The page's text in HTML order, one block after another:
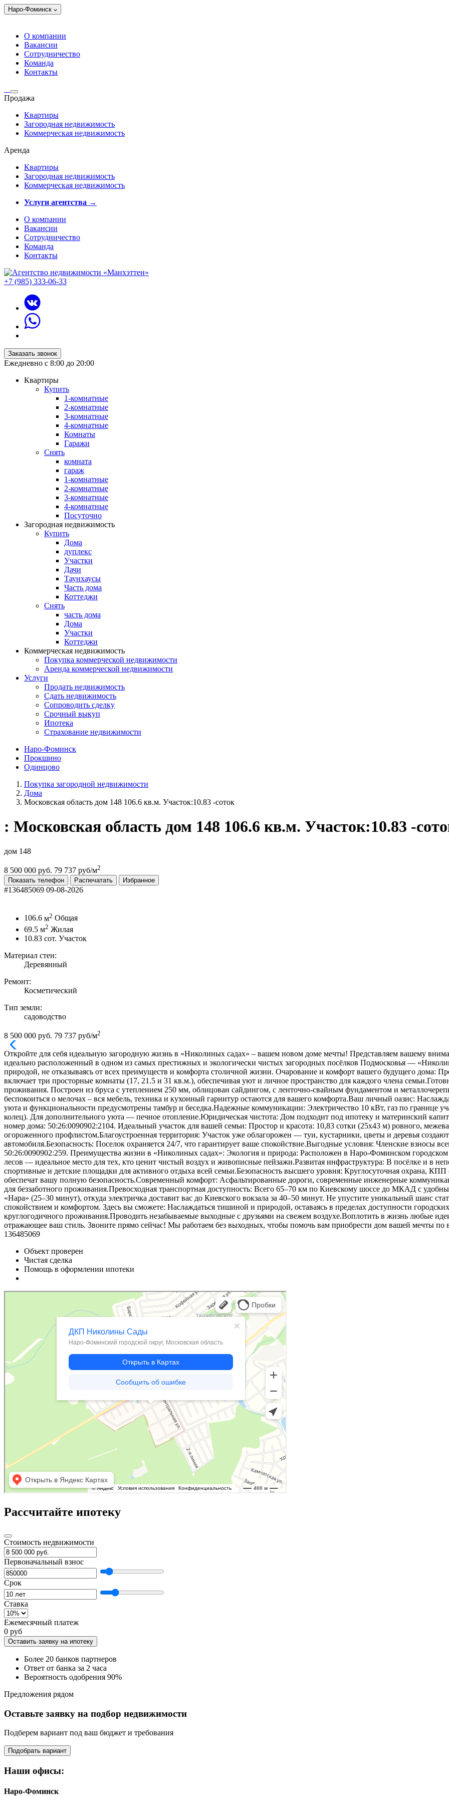
Наро-Фоминск
О компании
Вакансии
Сотрудничество
Команда
Контакты
Продажа
Квартиры
Загородная недвижимость
Коммерческая недвижимость
Аренда
Квартиры
Загородная недвижимость
Коммерческая недвижимость
Услуги агентства →
О компании
Вакансии
Сотрудничество
Команда
Контакты
+7 (985) 333-06-33
Заказать звонок
Ежедневно с 8:00 до 20:00
Квартиры
Купить
1-комнатные
2-комнатные
3-комнатные
4-комнатные
Комнаты
Гаражи
Снять
комната
гараж
1-комнатные
2-комнатные
3-комнатные
4-комнатные
Посуточно
Загородная недвижимость
Купить
Дома
дуплекс
Участки
Дачи
Таунхаусы
Часть дома
Коттеджи
Снять
часть дома
Дома
Участки
Коттеджи
Коммерческая недвижимость
Покупка коммерческой недвижимости
Аренда коммерческой недвижимости
Услуги
Продать недвижимость
Сдать недвижимость
Сопроводить сделку
Срочный выкуп
Ипотека
Страхование недвижимости
Наро-Фоминск
Прокшино
Одинцово
Покупка загородной недвижимости
Дома
Московская область дом 148 106.6 кв.м. Участок:10.83 -соток
: Московская область дом 148 106.6 кв.м. Участок:10.83 -
дом 148
8 500 000 руб. 79 737 руб/м2
Показать телефон
Распечатать Избранное
#136485069 09-08-2026
106.6 м2 Общая
69.5 м2 Жилая
10.83 сот. Участок
Материал стен:
Деревянный
Ремонт:
Косметический
Тип земли:
садоводство
8 500 000 руб. 79 737 руб/м2
Откройте для себя идеальную загородную жизнь в «Николиных садах» – вашем новом доме мечты! Представляем вашему
идеально расположенный в одном из самых престижных и экологически чистых загородных посёлков Подмосковья —
природой, не отказываясь от всех преимуществ и комфорта столичной жизни. Очарование и комфорт вашего будущего дома:
включает три просторные комнаты (17, 21.5 и 31 кв.м.), обеспечивая уют и личное пространство для каждого члена
проживания. Построен из бруса с утеплением 250 мм, облицован сайдингом, с ленточно-свайным фундаментом и
беспокоиться о мелочах – вся мебель, техника и кухонный гарнитур остаются для вашего комфорта.Ваш личный оазис:
уюта и функциональности предусмотрены тамбур и беседка.Надежные коммуникации: Электричество 10 кВт, газ по границе
колец). Для дополнительного уюта — печное отопление.Юридическая чистота: Дом подходит под ипотеку и материнский
номер дома: 50:26:0090902:2104. Идеальный участок для вашей семьи: Простор и красота: 10,83 сотки (25х43 м) ровного,
огороженного профлистом.Благоустроенная территория: Участок уже облагорожен — туи, кустарники, цветы и деревья
автомобиля.Безопасность: Поселок охраняется 24/7, что гарантирует ваше спокойствие.Выгодные условия: Членские взносы
50:26:0090902:259. Преимущества жизни в «Николиных садах»: Экология и природа: Расположен в Наро-Фоминском
лесов — идеальное место для тех, кто ценит чистый воздух и живописные пейзажи.Развитая инфраструктура: В посёлке и в
спортивные и детские площадки для активного отдыха всей семьи.Безопасность высшего уровня: Круглосуточная охрана,
обеспечат вашу полную безопасность.Современный комфорт: Асфальтированные дороги, современные инженерные
для беззаботного проживания.Превосходная транспортная доступность: Всего 65–70 км по Киевскому шоссе до МКАД с
«Нара» (25–30 минут), откуда электричка доставит вас до Киевского вокзала за 40–50 минут. Не упустите уникальный шанс
спокойствием и комфортом. Здесь вы сможете: Наслаждаться тишиной и природой, оставаясь в пределах доступности
круглогодичного проживания.Проводить незабываемые выходные с друзьями на свежем воздухе.Воплотить в жизнь любые
отражающее ваш стиль. Звоните прямо сейчас! Мы работаем без выходных, чтобы помочь вам приобрести дом вашей мечты по
136485069
Объект проверен
Чистая сделка
Помощь в оформлении ипотеки
Рассчитайте ипотеку
Стоимость недвижимости
Первоначальный взнос
Срок
Ставка
Ежемесячный платеж
0 руб
Оставить заявку на ипотеку
Более 20 банков партнеров
Ответ от банка за 2 часа
Вероятность одобрения 90%
Предложения рядом
Оставьте заявку на подбор недвижимости
Подберем вариант под ваш бюджет и требования
Подобрать вариант
Наши офисы:
Наро-Фоминск